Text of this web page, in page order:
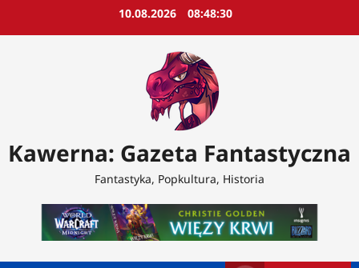
10.08.2026 08:48:32
Kawerna: Gazeta Fantastyczna
Fantastyka, Popkultura, Historia